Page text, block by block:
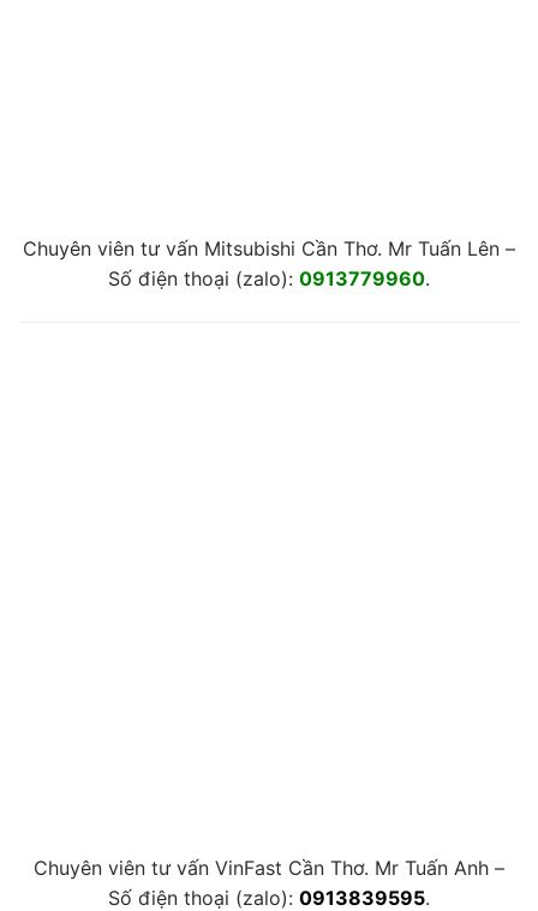
Chuyên viên tư vấn Mitsubishi Cần Thơ. Mr Tuấn Lên –
Số điện thoại (zalo): 0913779960.
Chuyên viên tư vấn VinFast Cần Thơ. Mr Tuấn Anh –
Số điện thoại (zalo): 0913839595.